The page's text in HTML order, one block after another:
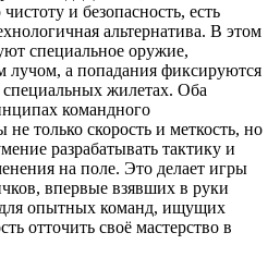
и безопасность, есть
альтернатива. В этом
специальное оружие,
лучом, а попадания фиксируются
жилетах. Оба
командного
только скорость и меткость, но
разрабатывать тактику и
на поле. Это делает игры
впервые взявших в руки
для опытных команд, ищущих
отточить своё мастерство в